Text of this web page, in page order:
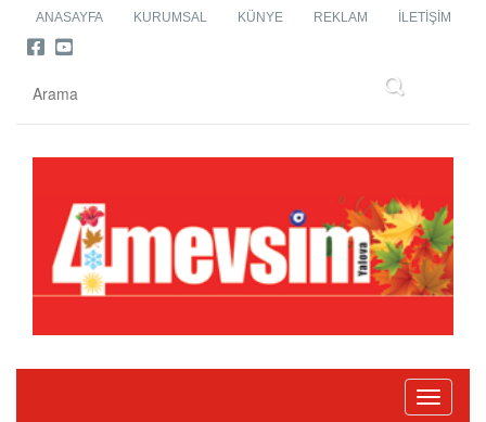
ANASAYFA KURUMSAL KÜNYE REKLAM İLETIŞIM
Toggle